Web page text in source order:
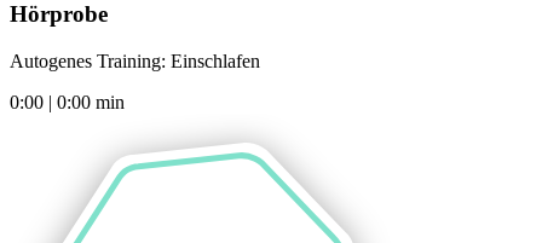
Hörprobe
Autogenes Training: Einschlafen
0:00 | 0:00 min